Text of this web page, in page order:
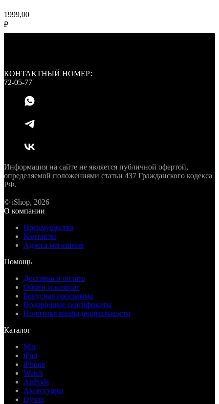
1999,00
₽
КОНТАКТНЫЙ НОМЕР:
72-05-77
Информация на сайте не является публичной офертой,
определяемой положениями статьи 437 Гражданского кодекса
РФ.
© iShop, 2026
О компании
Преимущества
Контакты
Адреса магазинов
Помощь
Доставка и оплата
Обмен и возврат
Бонусная программа
Подарочные сертификаты
Политика конфиденциальности
Каталог
Mac
iPad
iPhone
Watch
AirPods
Аксессуары
Dyson